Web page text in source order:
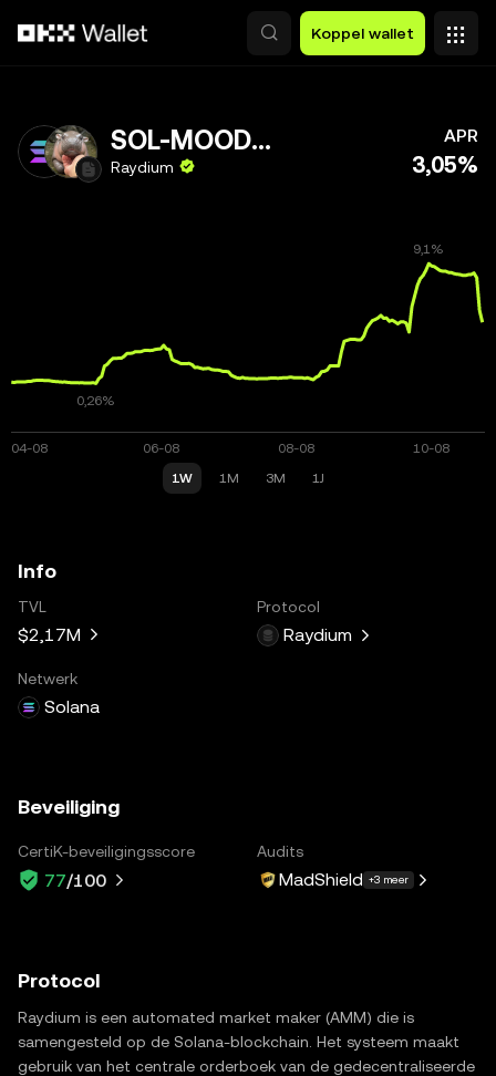
Koppel wallet
SOL-MOODENG
Raydium
APR
3,05%
1W 1M 3M 1J
Info
TVL
$2,17M
Protocol
Raydium
Netwerk
Solana
Beveiliging
CertiK-beveiligingsscore
77/100
Audits
MadShield +3 meer
Protocol
Raydium is een automated market maker (AMM) die is
samengesteld op de Solana-blockchain. Het systeem maakt
gebruik van het centrale orderboek van de gedecentraliseerde